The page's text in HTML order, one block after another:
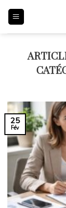
25
Fév